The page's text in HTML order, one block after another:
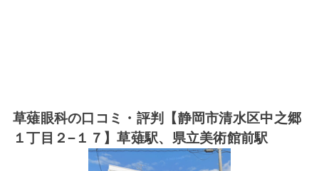
草薙眼科の口コミ・評判【静岡市清水区中之郷
１丁目２−１７】草薙駅、県立美術館前駅